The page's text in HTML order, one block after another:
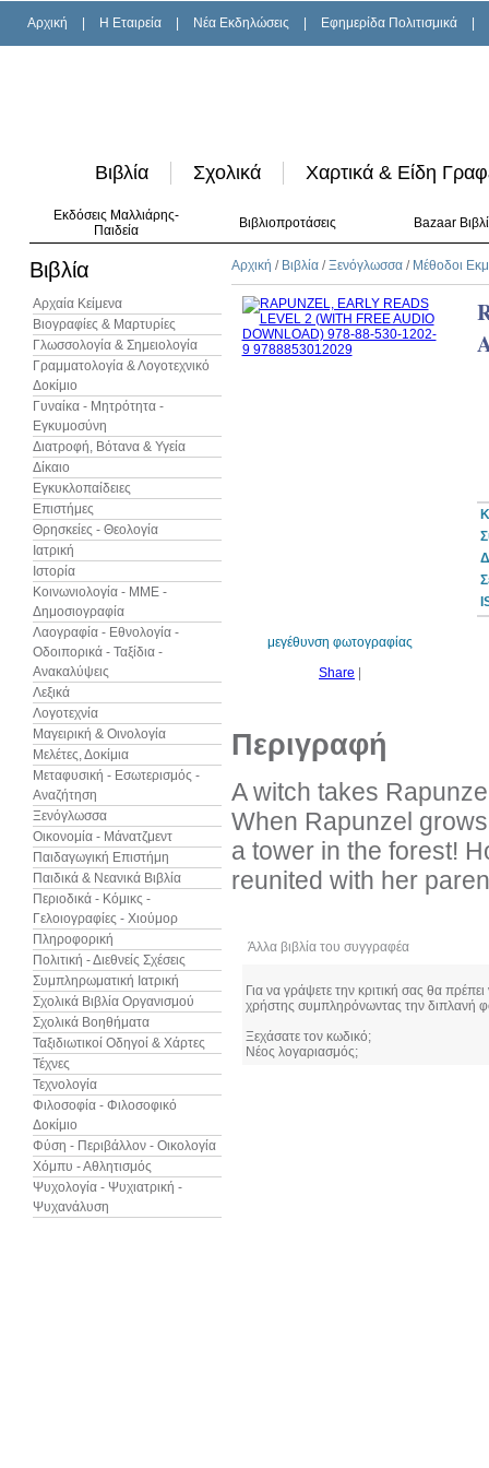
Αρχική H Εταιρεία Νέα Εκδηλώσεις Εφημερίδα Πολιτισμικά
Βιβλία Σχολικά Χαρτικά & Είδη
Εκδόσεις Μαλλιάρης-
Παιδεία
Βιβλιοπροτάσεις Bazaar
Βιβλία
Αρχαία Κείμενα
Βιογραφίες & Μαρτυρίες
Γλωσσολογία & Σημειολογία
Γραμματολογία & Λογοτεχνικό
Δοκίμιο
Γυναίκα - Μητρότητα -
Εγκυμοσύνη
Διατροφή, Βότανα & Υγεία
Δίκαιο
Εγκυκλοπαίδειες
Επιστήμες
Θρησκείες - Θεολογία
Ιατρική
Ιστορία
Κοινωνιολογία - ΜΜΕ -
Δημοσιογραφία
Λαογραφία - Εθνολογία -
Οδοιπορικά - Ταξίδια -
Ανακαλύψεις
Λεξικά
Λογοτεχνία
Μαγειρική & Οινολογία
Μελέτες, Δοκίμια
Μεταφυσική - Εσωτερισμός -
Αναζήτηση
Ξενόγλωσσα
Οικονομία - Μάνατζμεντ
Παιδαγωγική Επιστήμη
Παιδικά & Νεανικά Βιβλία
Περιοδικά - Κόμικς -
Γελοιογραφίες - Χιούμορ
Πληροφορική
Πολιτική - Διεθνείς Σχέσεις
Συμπληρωματική Ιατρική
Σχολικά Βιβλία Οργανισμού
Σχολικά Βοηθήματα
Ταξιδιωτικοί Οδηγοί & Χάρτες
Τέχνες
Τεχνολογία
Φιλοσοφία - Φιλοσοφικό
Δοκίμιο
Φύση - Περιβάλλον - Οικολογία
Χόμπυ - Αθλητισμός
Ψυχολογία - Ψυχιατρική -
Ψυχανάλυση
Αρχική / Βιβλία /Ξενόγλωσσα / Μέθοδοι
μεγέθυνση φωτογραφίας
Share
Περιγραφή
A witch takes
When Rapunzel
a tower in the forest!
reunited with her
Άλλα βιβλία του συγγραφέα
Για να γράψετε την κριτική σας θα
χρήστης συμπληρόνωντας την διπλανή
Ξεχάσατε τον κωδικό;
Νέος λογαριασμός;